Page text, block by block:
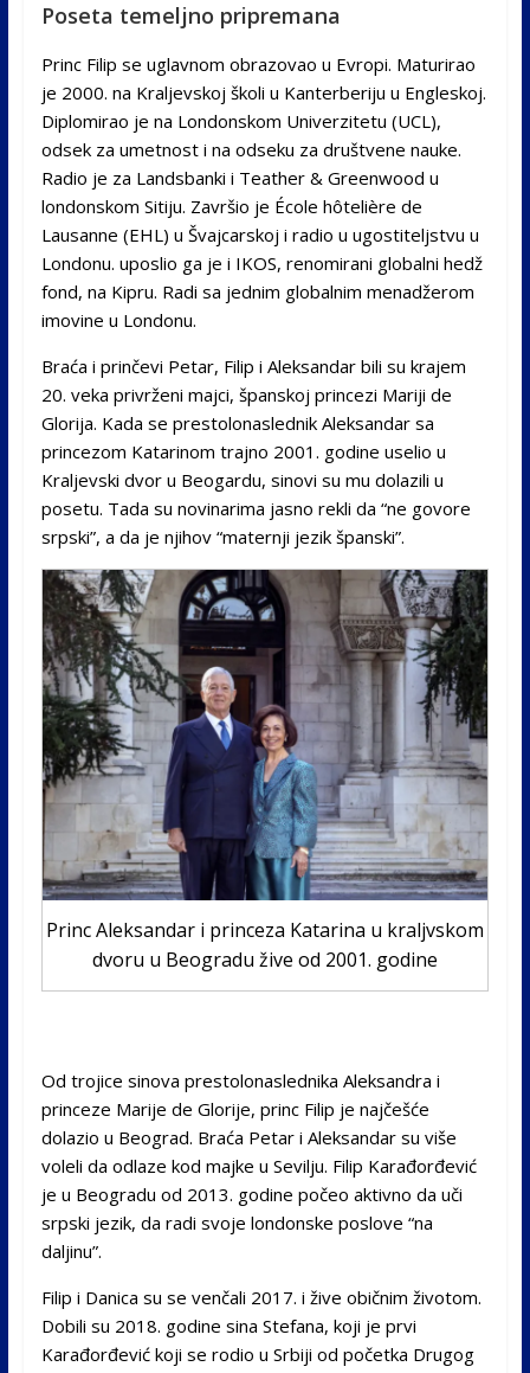
Poseta temeljno pripremana
Princ Filip se uglavnom obrazovao u Evropi. Maturirao
je 2000. na Kraljevskoj školi u Kanterberiju u Engleskoj.
Diplomirao je na Londonskom Univerzitetu (UCL),
odsek za umetnost i na odseku za društvene nauke.
Radio je za Landsbanki i Teather & Greenwood u
londonskom Sitiju. Završio je École hôtelière de
Lausanne (EHL) u Švajcarskoj i radio u ugostiteljstvu u
Londonu. uposlio ga je i IKOS, renomirani globalni hedž
fond, na Kipru. Radi sa jednim globalnim menadžerom
imovine u Londonu.
Braća i prinčevi Petar, Filip i Aleksandar bili su krajem
20. veka privrženi majci, španskoj princezi Mariji de
Glorija. Kada se prestolonaslednik Aleksandar sa
princezom Katarinom trajno 2001. godine uselio u
Kraljevski dvor u Beogardu, sinovi su mu dolazili u
posetu. Tada su novinarima jasno rekli da “ne govore
srpski”, a da je njihov “maternji jezik španski”.
Princ Aleksandar i princeza Katarina u kraljvskom
dvoru u Beogradu žive od 2001. godine
Od trojice sinova prestolonaslednika Aleksandra i
princeze Marije de Glorije, princ Filip je najčešće
dolazio u Beograd. Braća Petar i Aleksandar su više
voleli da odlaze kod majke u Sevilju. Filip Karađorđević
je u Beogradu od 2013. godine počeo aktivno da uči
srpski jezik, da radi svoje londonske poslove “na
daljinu”.
Filip i Danica su se venčali 2017. i žive običnim životom.
Dobili su 2018. godine sina Stefana, koji je prvi
Karađorđević koji se rodio u Srbiji od početka Drugog